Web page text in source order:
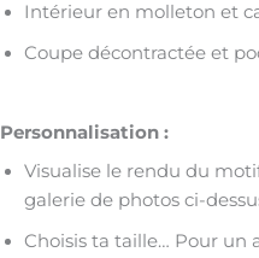
Intérieur en molleton et
Coupe décontractée et
Personnalisation :
Visualise le rendu du
galerie de photos ci-
Choisis ta taille… Pour un